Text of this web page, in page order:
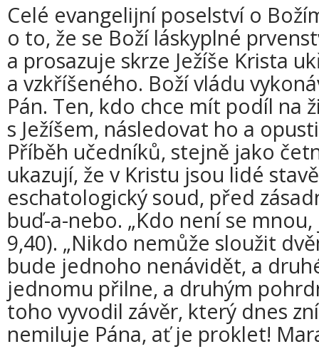
Celé evangelijní poselství o
o to, že se Boží láskyplné
a prosazuje skrze Ježíše Krista
a vzkříšeného. Boží vládu
Pán. Ten, kdo chce mít podíl na
s Ježíšem, následovat ho a
Příběh učedníků, stejně jako
ukazují, že v Kristu jsou lidé
eschatologický soud, před
buď-a-nebo. „Kdo není se
9,40). „Nikdo nemůže sloužit
bude jednoho nenávidět, a
jednomu přilne, a druhým
toho vyvodil závěr, který dnes
nemiluje Pána, ať je proklet!